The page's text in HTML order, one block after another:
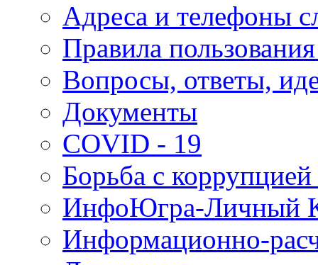
Адреса и телефоны
Правила
Вопросы, ответы,
Документы
COVID - 19
Борьба с
ИнфоЮгра-Личный
Информационно-